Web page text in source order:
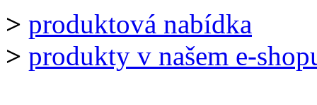
> produktová nabídka
> produkty v našem e-